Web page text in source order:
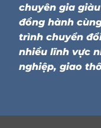
chuyên gia
đồng hành
trình chuyển
nhiều lĩnh vực
nghiệp, giao